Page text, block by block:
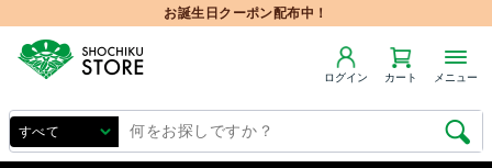
お誕生日クーポン配布中！
ログイン カート メニュー